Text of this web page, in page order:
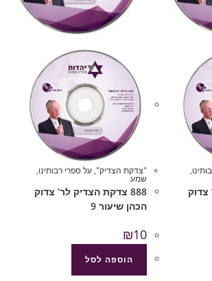
,
צדוק
"צדקת הצדיק",על ספרי רבותינו,
שמע
888 צדקת הצדיק לר’ צדוק
הכהן שיעור 9
₪10
הוספה לסל